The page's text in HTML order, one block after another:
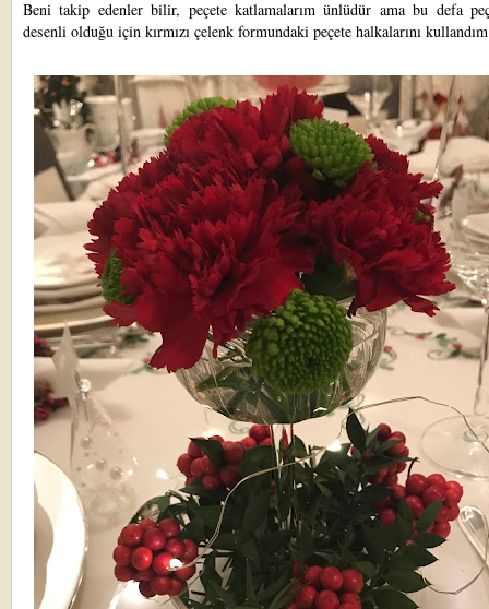
Beni takip edenler bilir, peçete katlamalarım ünlüdür ama bu defa
desenli olduğu için kırmızı çelenk formundaki peçete halkalarını